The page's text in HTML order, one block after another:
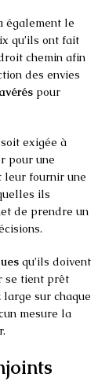
également le
qu’ils ont fait
chemin afin
des envies
pour
exigée à
pour une
leur fournir une
ils
de prendre un
qu’ils doivent
se tient prêt
sur chaque
mesure la